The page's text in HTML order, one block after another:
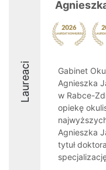
Laureaci
Gabinet
Agnieszka
w Rabce-
opiekę
Agnieszka
tytuł